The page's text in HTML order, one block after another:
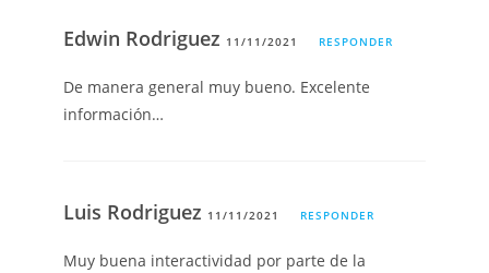
Edwin Rodriguez 11/11/2021 RESPONDER
De manera general muy bueno. Excelente
información…
Luis Rodriguez 11/11/2021 RESPONDER
Muy buena interactividad por parte de la